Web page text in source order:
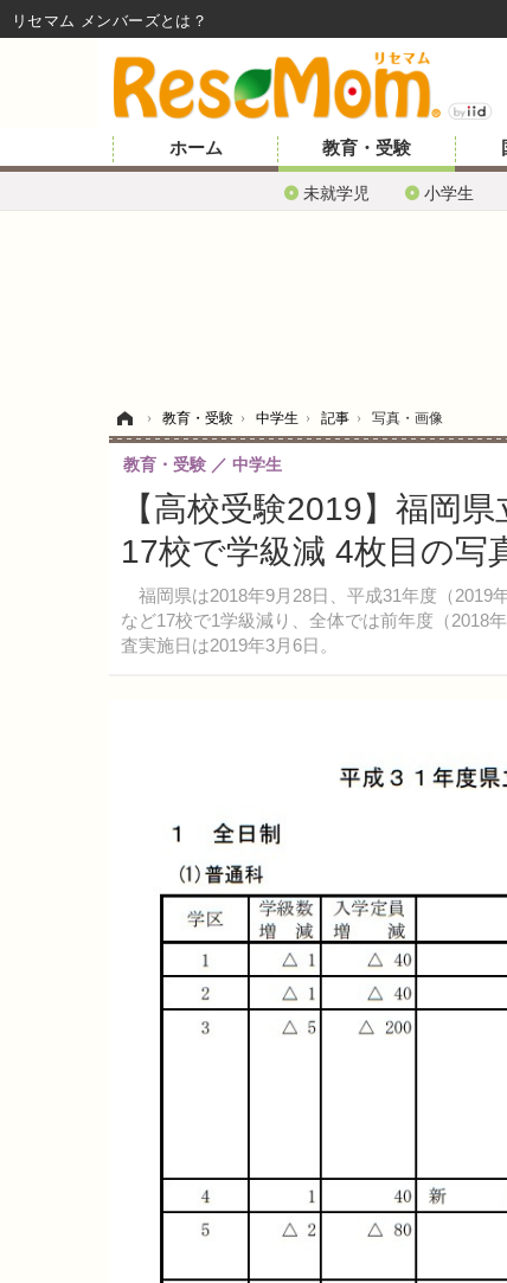
ホーム 教育・受験
未就学児 小学生
› 教育・受験 › 中学生 › 記事 › 写真・画像
【高校受験2019】福岡
17校で学級減 4枚目の写
福岡県は2018年9月28日、平成31年度（2019
など17校で1学級減り、全体では前年度（2018
査実施日は2019年3月6日。
教育・受験 中学生
リセマム メンバーズ